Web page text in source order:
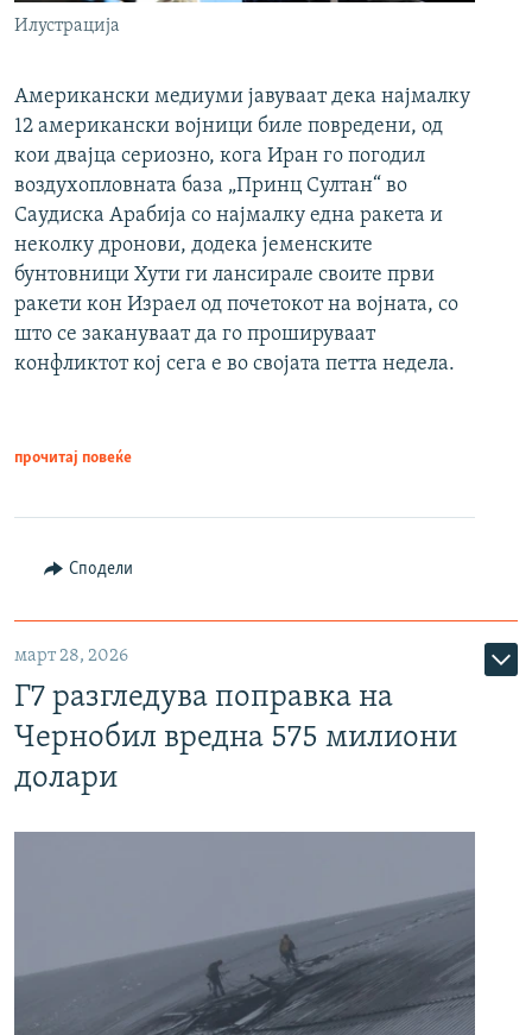
Илустрација
Американски медиуми јавуваат дека најмалку
12 американски војници биле повредени, од
кои двајца сериозно, кога Иран го погодил
воздухопловната база „Принц Султан“ во
Саудиска Арабија со најмалку една ракета и
неколку дронови, додека јеменските
бунтовници Хути ги лансирале своите први
ракети кон Израел од почетокот на војната, со
што се закануваат да го прошируваат
конфликтот кој сега е во својата петта недела.
прочитај повеќе
Сподели
март 28, 2026
Г7 разгледува поправка на
Чернобил вредна 575 милиони
долари